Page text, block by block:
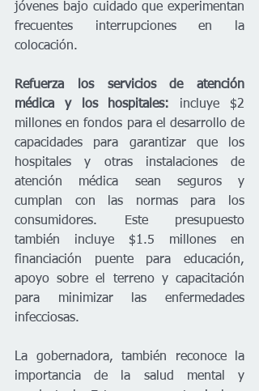
jóvenes bajo cuidado que experimentan
frecuentes interrupciones en la
colocación.
Refuerza los servicios de atención
médica y los hospitales: incluye $2
millones en fondos para el desarrollo de
capacidades para garantizar que los
hospitales y otras instalaciones de
atención médica sean seguros y
cumplan con las normas para los
consumidores. Este presupuesto
también incluye $1.5 millones en
financiación puente para educación,
apoyo sobre el terreno y capacitación
para minimizar las enfermedades
infecciosas.
La gobernadora, también reconoce la
importancia de la salud mental y